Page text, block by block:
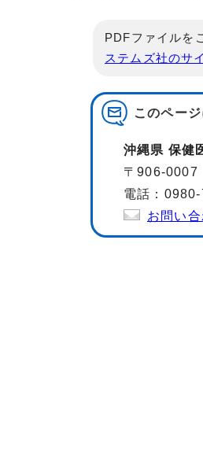
PDFファイルを
ステムズ社のサ
このペー
沖縄県 保健
〒906-0007
電話：
お問い